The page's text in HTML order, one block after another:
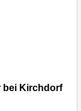
bei Kirchdorf